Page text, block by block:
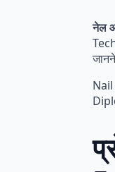
नेल
Nail